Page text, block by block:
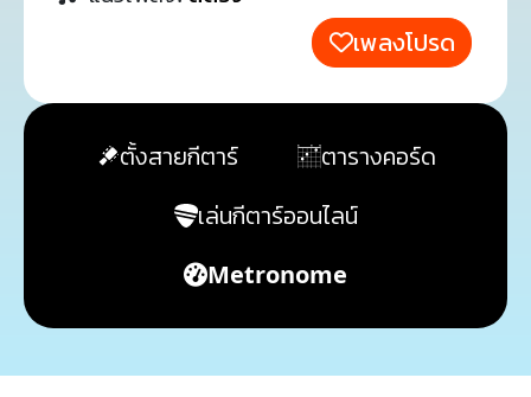
เพลงโปรด
ตั้งสายกีตาร์
ตารางคอร์ด
เล่นกีตาร์ออนไลน์
Metronome